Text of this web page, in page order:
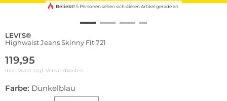
Beliebt! 5 Personen sehen sich diesen Artikel gerade an
LEVI'S®
Highwaist Jeans Skinny Fit 721
119,95
inkl. Mwst zzgl. Versandkosten
Farbe: Dunkelblau